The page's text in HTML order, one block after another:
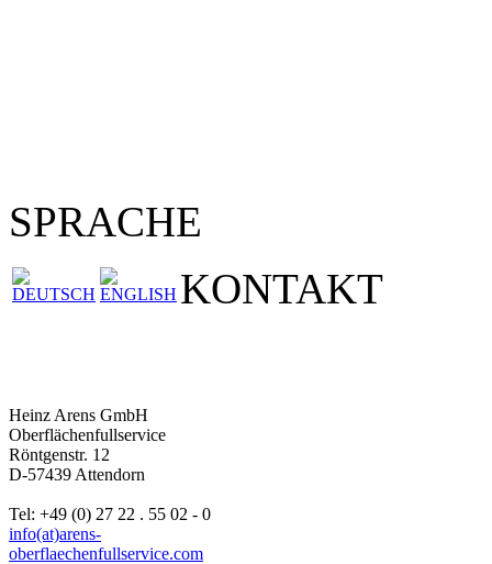
SPRACHE
KONTAKT
Heinz Arens GmbH
Oberflächenfullservice
Röntgenstr. 12
D-57439 Attendorn
Tel: +49 (0) 27 22 . 55 02 - 0
info(at)arens-
oberflaechenfullservice.com